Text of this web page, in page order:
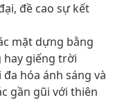
đề cao sự kết
mặt dựng bằng
hay giếng trời
hóa ánh sáng và
gần gũi với thiên